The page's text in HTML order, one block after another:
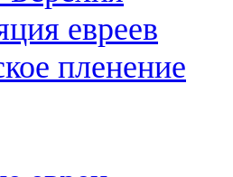
евреев
пленение